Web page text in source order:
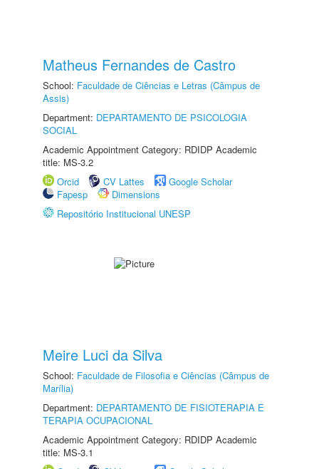
Matheus Fernandes de Castro
School: Faculdade de Ciências e Letras (Câmpus de
Assis)
Department: DEPARTAMENTO DE PSICOLOGIA
SOCIAL
Academic Appointment Category: RDIDP Academic
title: MS-3.2
Orcid
CV Lattes
Google Scholar
Fapesp
Dimensions
Repositório Institucional UNESP
Meire Luci da Silva
School: Faculdade de Filosofia e Ciências (Câmpus de
Marília)
Department: DEPARTAMENTO DE FISIOTERAPIA E
TERAPIA OCUPACIONAL
Academic Appointment Category: RDIDP Academic
title: MS-3.1